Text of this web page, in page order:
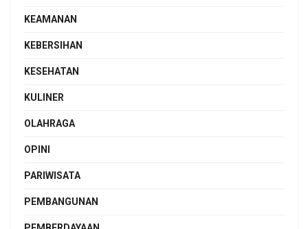
KEAMANAN
KEBERSIHAN
KESEHATAN
KULINER
OLAHRAGA
OPINI
PARIWISATA
PEMBANGUNAN